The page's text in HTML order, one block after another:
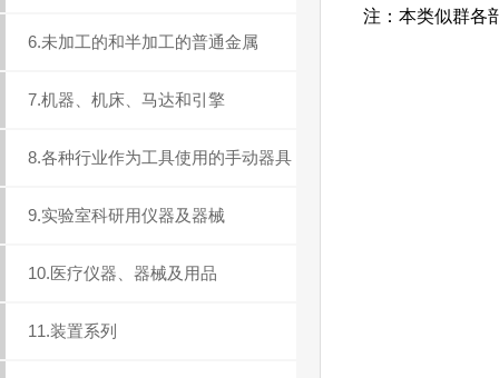
6.未加工的和半加工的普通金属
7.机器、机床、马达和引擎
8.各种行业作为工具使用的手动器具
9.实验室科研用仪器及器械
10.医疗仪器、器械及用品
11.装置系列
注：本类似群各